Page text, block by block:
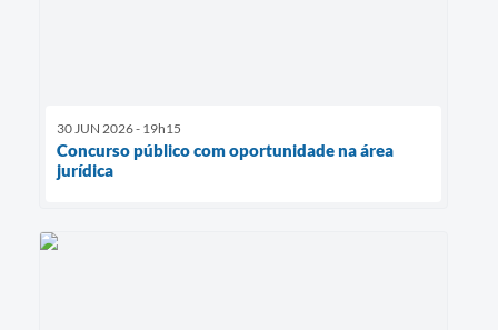
30 JUN 2026 - 19h15
Concurso público com oportunidade na área
jurídica